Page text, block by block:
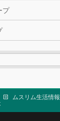
プ
ムスリム生活情報